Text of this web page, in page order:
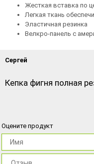
Жесткая вставка по
Легкая ткань
Эластичная резинка
Велкро-панель с
Сергей
Кепка фигня полная
Оцените продукт